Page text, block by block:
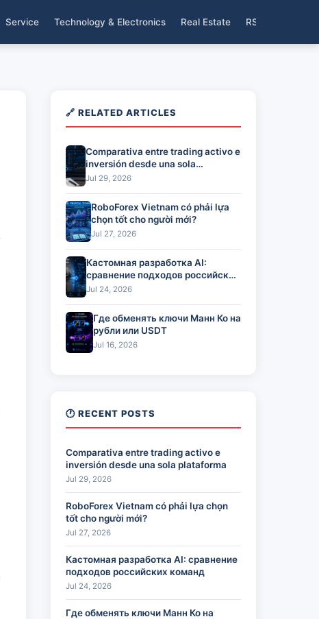
Service Technology & Electronics Real Estate RSS
🔗 RELATED ARTICLES
Comparativa entre trading activo e
inversión desde una sola
plataforma
Jul 29, 2026
RoboForex Vietnam có phải lựa
chọn tốt cho người mới?
Jul 27, 2026
Кастомная разработка AI:
сравнение подходов российских
команд
Jul 24, 2026
Где обменять ключи Манн Ко на
рубли или USDT
Jul 16, 2026
🕐 RECENT POSTS
Comparativa entre trading activo e
inversión desde una sola plataforma
Jul 29, 2026
RoboForex Vietnam có phải lựa chọn
tốt cho người mới?
Jul 27, 2026
Кастомная разработка AI: сравнение
подходов российских команд
Jul 24, 2026
Где обменять ключи Манн Ко на